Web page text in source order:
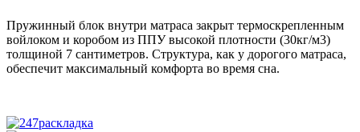
Пружинный блок внутри матраса закрыт термоскрепленным
войлоком и коробом из ППУ высокой плотности (30кг/м3)
толщиной 7 сантиметров. Структура, как у дорогого матраса,
обеспечит максимальный комфорта во время сна.